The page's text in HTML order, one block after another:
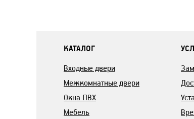
КАТАЛОГ
Входные двери
Межкомнатные двери
Окна ПВХ
Мебель